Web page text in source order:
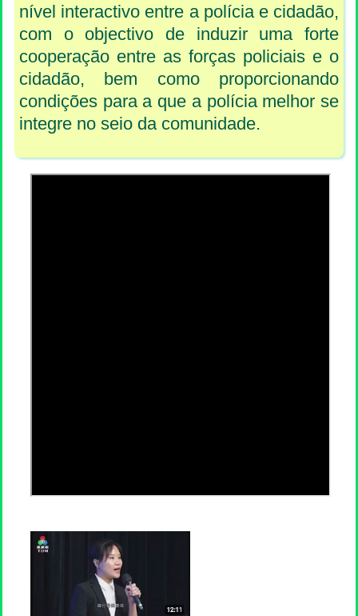
nível interactivo entre a polícia e cidadão,
com o objectivo de induzir uma forte
cooperação entre as forças policiais e o
cidadão, bem como proporcionando
condições para a que a polícia melhor se
integre no seio da comunidade.